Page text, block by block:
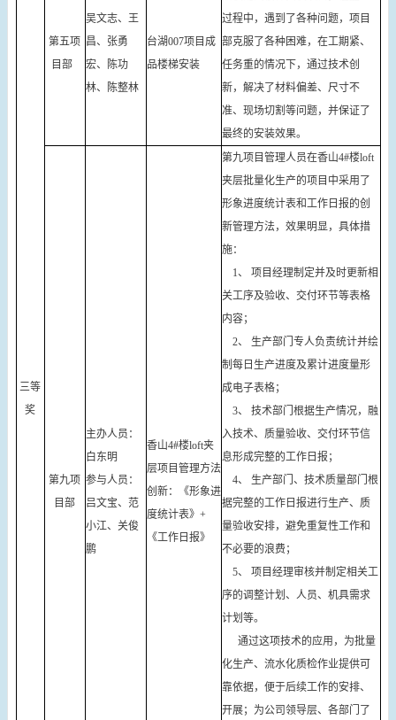
三等
奖
第五项
目部
吴文志、王
昌、张勇
宏、陈功
林、陈整林
台湖007项目成
品楼梯安装
过程中，遇到了各种问题，项目
部克服了各种困难，在工期紧、
任务重的情况下，通过技术创
新，解决了材料偏差、尺寸不
准、现场切割等问题，并保证了
最终的安装效果。
第九项
目部
主办人员：
白东明
参与人员：
吕文宝、范
小江、关俊
鹏
香山4#楼loft夹
层项目管理方法
创新：《形象进
度统计表》+
《工作日报》
第九项目管理人员在香山4#楼loft
夹层批量化生产的项目中采用了
形象进度统计表和工作日报的创
新管理方法，效果明显，具体措
施：
1、 项目经理制定并及时更新相
关工序及验收、交付环节等表格
内容；
2、 生产部门专人负责统计并绘
制每日生产进度及累计进度量形
成电子表格；
3、 技术部门根据生产情况，融
入技术、质量验收、交付环节信
息形成完整的工作日报；
4、 生产部门、技术质量部门根
据完整的工作日报进行生产、质
量验收安排，避免重复性工作和
不必要的浪费；
5、 项目经理审核并制定相关工
序的调整计划、人员、机具需求
计划等。
通过这项技术的应用，为批量
化生产、流水化质检作业提供可
靠依据，便于后续工作的安排、
开展；为公司领导层、各部门了